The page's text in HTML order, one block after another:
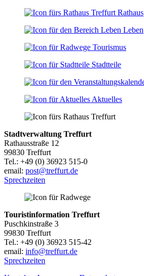
Rathaus
Leben
Tourismus
Stadtteile
Aktuelles
Stadtverwaltung Treffurt
Rathausstraße 12
99830 Treffurt
Tel.: +49 (0) 36923 515-0
email: post@treffurt.de
Sprechzeiten
Touristinformation Treffurt
Puschkinstraße 3
99830 Treffurt
Tel.: +49 (0) 36923 515-42
email: info@treffurt.de
Sprechzeiten